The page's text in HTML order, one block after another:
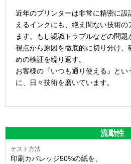
近年のプリンターは非常に精密に
えるインクにも、絶え間ない技術
ます。もし認識トラブルなどの問
視点から原因を徹底的に切り分け、
めの検証を繰り返す。
お客様の『いつも通り使える』とい
に、日々技術を磨いています。
流動性
印刷カバレッジ50%の紙を、